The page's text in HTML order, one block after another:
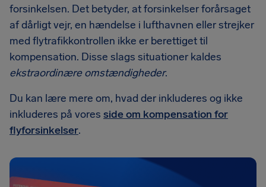
forsinkelsen. Det betyder, at forsinkelser forårsaget
af dårligt vejr, en hændelse i lufthavnen eller strejker
med flytrafikkontrollen ikke er berettiget til
kompensation. Disse slags situationer kaldes
ekstraordinære omstændigheder.
Du kan lære mere om, hvad der inkluderes og ikke
inkluderes på vores side om kompensation for
flyforsinkelser.